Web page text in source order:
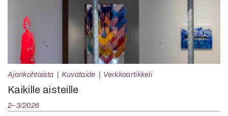
Ajankohtaista Kuvataide Verkkoartikkeli
Kaikille aisteille
2–3/2026